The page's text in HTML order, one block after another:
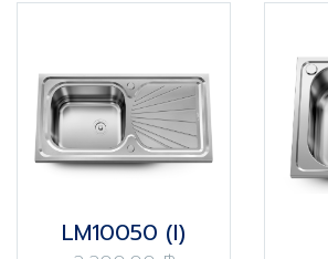
LM10050 (I)